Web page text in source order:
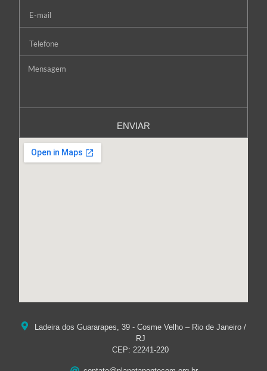
ENVIAR
Ladeira dos Guararapes, 39 - Cosme Velho – Rio de Janeiro /
RJ
CEP: 22241-220